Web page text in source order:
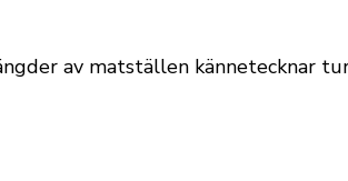
av matställen kännetecknar